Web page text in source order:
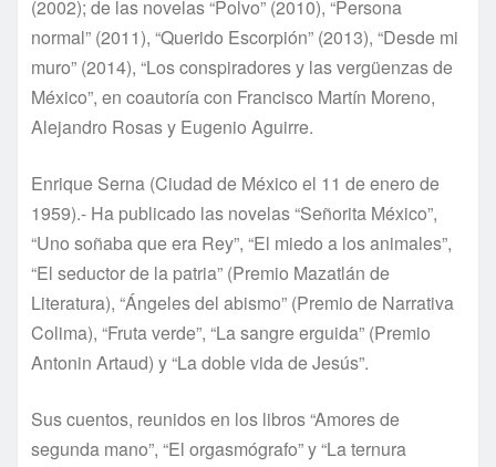
(2002); de las novelas “Polvo” (2010), “Persona
normal” (2011), “Querido Escorpión” (2013), “Desde mi
muro” (2014), “Los conspiradores y las vergüenzas de
México”, en coautoría con Francisco Martín Moreno,
Alejandro Rosas y Eugenio Aguirre.
Enrique Serna (Ciudad de México el 11 de enero de
1959).- Ha publicado las novelas “Señorita México”,
“Uno soñaba que era Rey”, “El miedo a los animales”,
“El seductor de la patria” (Premio Mazatlán de
Literatura), “Ángeles del abismo” (Premio de Narrativa
Colima), “Fruta verde”, “La sangre erguida” (Premio
Antonin Artaud) y “La doble vida de Jesús”.
Sus cuentos, reunidos en los libros “Amores de
segunda mano”, “El orgasmógrafo” y “La ternura